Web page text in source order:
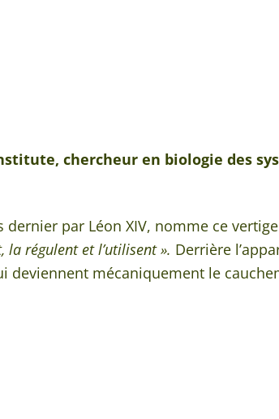
chercheur en biologie des
par Léon XIV, nomme ce
la régulent et l’utilisent ». Derrière
mécaniquement le